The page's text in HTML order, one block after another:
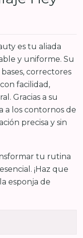
es tu aliada
y uniforme. Su
correctores
facilidad,
Gracias a su
a los contornos de
precisa y sin
tu rutina
¡Haz que
esponja de